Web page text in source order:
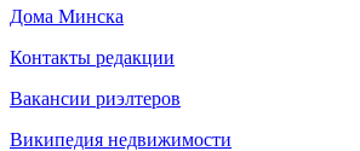
Дома Минска
Контакты редакции
Вакансии риэлтеров
Википедия недвижимости